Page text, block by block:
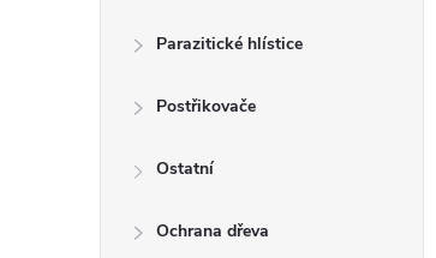
Parazitické hlístice
Postřikovače
Ostatní
Ochrana dřeva